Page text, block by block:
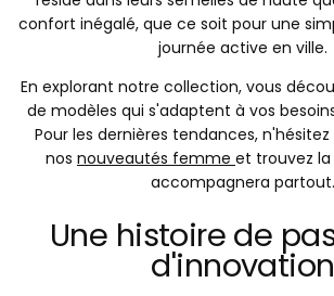
confort inégalé, que ce soit pour une
journée active en ville.
En explorant notre collection, vous
de modèles qui s'adaptent à vos
Pour les dernières tendances,
nos nouveautés femme et trouvez la
accompagnera partout.
Une histoire de
d'innovation